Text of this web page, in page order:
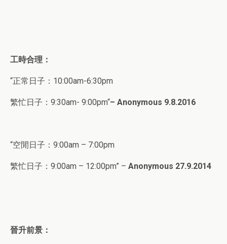
工時合理：
“正常日子： 10:00am-6:30pm
繁忙日子： 9:30am- 9:00pm“– Anonymous 9.8.2016
“空閒日子：9:00am – 7:00pm
繁忙日子：9:00am – 12:00pm” – Anonymous 27.9.2014
晉升前景：